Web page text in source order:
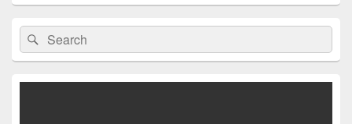
Primärer
Seitenleisten-
Widgetbereich
Suchen
nach:
Suchen